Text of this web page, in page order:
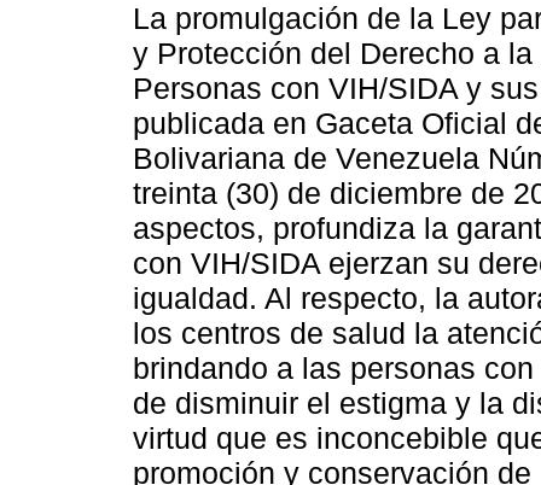
La promulgación de la Ley
y Protección del Derecho a
Personas con VIH/SIDA y
publicada en Gaceta Oficial
Bolivariana de Venezuela
treinta (30) de diciembre de
aspectos, profundiza la
con VIH/SIDA ejerzan su
igualdad. Al respecto, la
los centros de salud la
brindando a las personas
de disminuir el estigma y la
virtud que es inconcebible
promoción y conservación